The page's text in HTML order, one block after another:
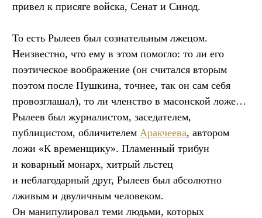
привел к присяге войска, Сенат и Синод.
То есть Рылеев был сознательным лжецом.
Неизвестно, что ему в этом помогло: то ли его
поэтическое воображение (он считался вторым
поэтом после Пушкина, точнее, так он сам себя
провозглашал), то ли членство в масонской ложе…
Рылеев был журналистом, заседателем,
публицистом, обличителем Аракчеева, автором
ложи «К временщику». Пламенный трибун
и коварный монарх, хитрый льстец
и неблагодарный друг, Рылеев был абсолютно
лживым и двуличным человеком.
Он манипулировал теми людьми, которых